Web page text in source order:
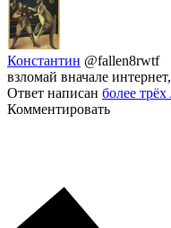
Константин @fallen8rwtf
взломай вначале
Ответ написан более трёх
Комментировать